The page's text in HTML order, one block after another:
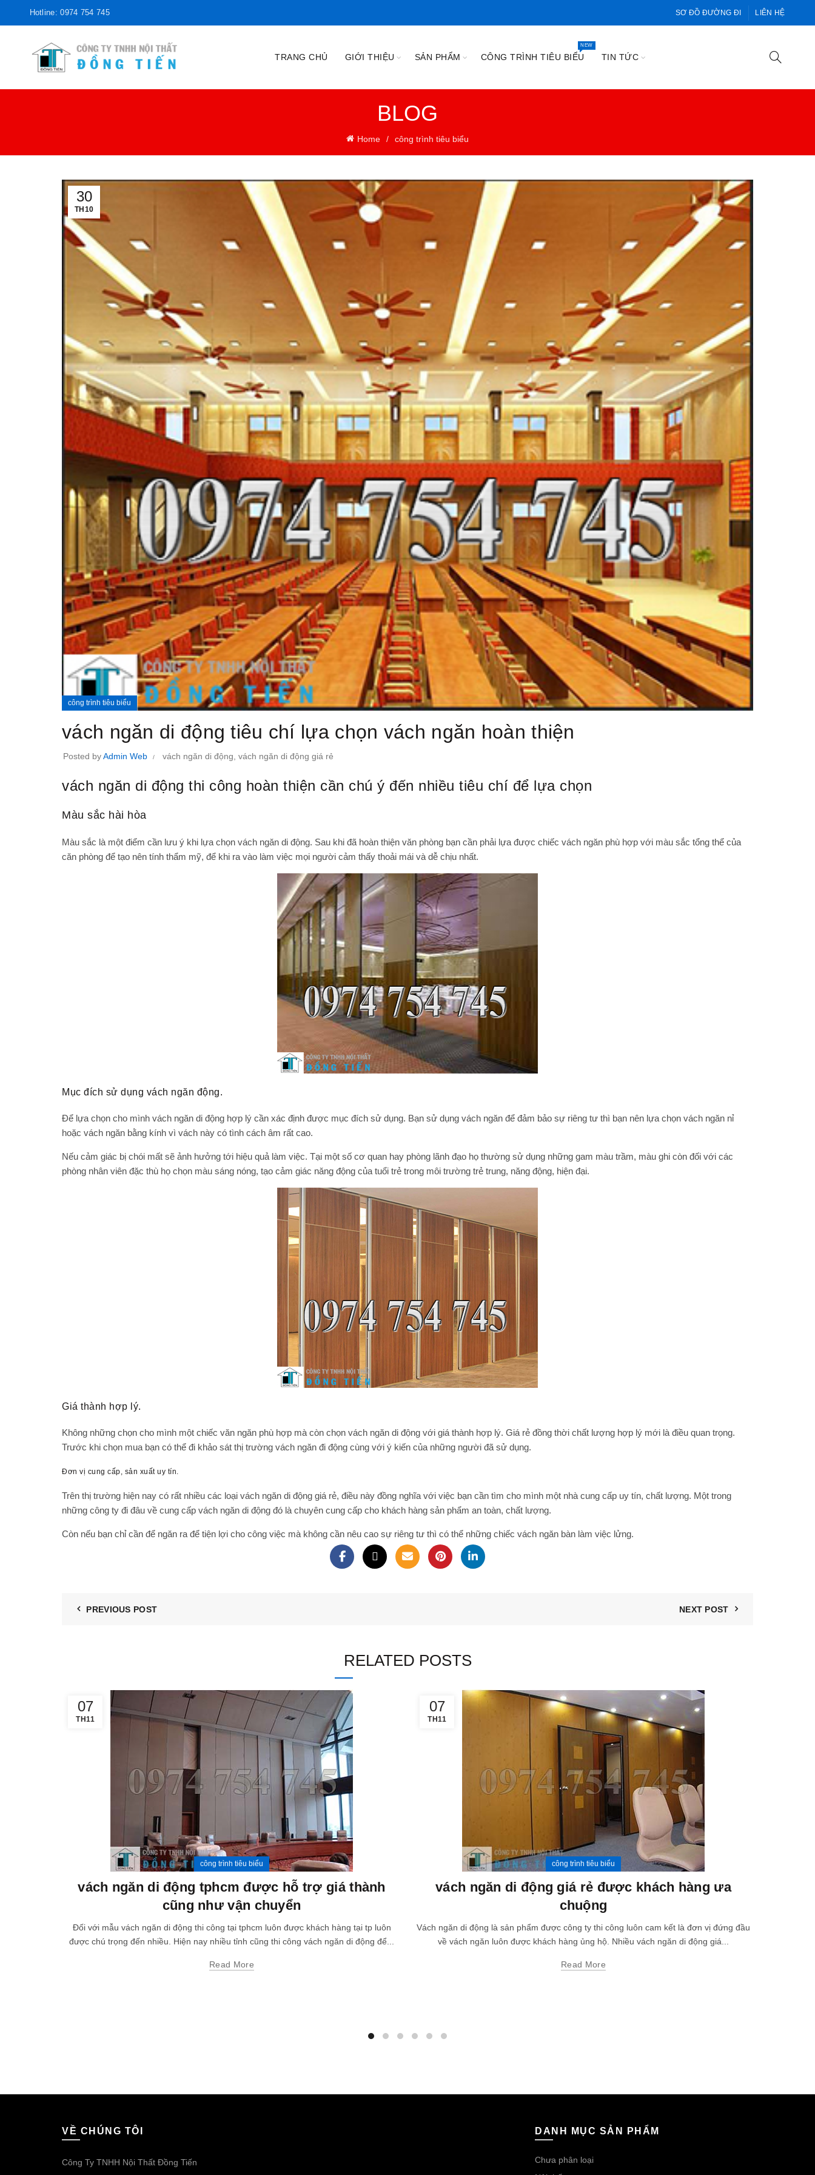
Hotline: 0974 754 745 SƠ ĐỒ ĐƯỜNG ĐI LIÊN HỆ
TRANG CHỦ GIỚI THIỆU SẢN PHẨM CÔNG TRÌNH TIÊU BIỂU
NEW
TIN TỨC
BLOG
Home công trình tiêu biểu
30
TH10
công trình tiêu biểu
vách ngăn di động tiêu chí lựa chọn vách ngăn hoàn thiện
Posted byAdmin Web vách ngăn di động vách ngăn di động giá rẻ
vách ngăn di động thi công hoàn thiện cần chú ý đến nhiều tiêu chí để lựa chọn
Màu sắc hài hòa
Màu sắc là một điểm cần lưu ý khi lựa chọn vách ngăn di động. Sau khi đã hoàn thiện văn phòng bạn cần phải lựa được chiếc vách ngăn phù hợp với màu sắc tổng thể của
căn phòng để tạo nên tính thẩm mỹ, để khi ra vào làm việc mọi người cảm thấy thoải mái và dễ chịu nhất.
Mục đích sử dụng vách ngăn động.
Để lựa chọn cho mình vách ngăn di động hợp lý cần xác định được mục đích sử dụng. Bạn sử dụng vách ngăn để đảm bảo sự riêng tư thì bạn nên lựa chọn vách ngăn nỉ
hoặc vách ngăn bằng kính vì vách này có tình cách âm rất cao.
Nếu cảm giác bị chói mất sẽ ảnh hưởng tới hiệu quả làm việc. Tại một số cơ quan hay phòng lãnh đạo họ thường sử dụng những gam màu trầm, màu ghi còn đối với các
phòng nhân viên đặc thù họ chọn màu sáng nóng, tạo cảm giác năng động của tuổi trẻ trong môi trường trẻ trung, năng động, hiện đại.
Giá thành hợp lý.
Không những chọn cho mình một chiếc văn ngăn phù hợp mà còn chọn vách ngăn di động với giá thành hợp lý. Giá rẻ đồng thời chất lượng hợp lý mới là điều quan trọng.
Trước khi chọn mua bạn có thể đi khảo sát thị trường vách ngăn đi động cùng với ý kiến của những người đã sử dụng.
Đơn vị cung cấp, sản xuất uy tín.
Trên thị trường hiện nay có rất nhiều các loại vách ngăn di động giá rẻ, điều này đồng nghĩa với việc bạn cần tìm cho mình một nhà cung cấp uy tín, chất lượng. Một trong
những công ty đi đâu về cung cấp vách ngăn di động đó là chuyên cung cấp cho khách hàng sản phẩm an toàn, chất lượng.
Còn nếu bạn chỉ cần để ngăn ra để tiện lợi cho công việc mà không cần nêu cao sự riêng tư thì có thể những chiếc vách ngăn bàn làm việc lửng.
PREVIOUS POST NEXT POST
RELATED POSTS
07
TH11
công trình tiêu biểu
vách ngăn di động tphcm được hỗ trợ giá thành
cũng như vận chuyển
Đối với mẫu vách ngăn di động thi công tại tphcm luôn được khách hàng tại tp luôn
được chú trọng đến nhiều. Hiện nay nhiều tỉnh cũng thi công vách ngăn di động để...
Read More
07
TH11
công trình tiêu biểu
vách ngăn di động giá rẻ được khách hàng ưa
chuộng
Vách ngăn di động là sản phẩm được công ty thi công luôn cam kết là đơn vị đứng đầu
về vách ngăn luôn được khách hàng ủng hộ. Nhiều vách ngăn di động giá...
Read More
VỀ CHÚNG TÔI
Công Ty TNHH Nội Thất Đồng Tiến
DANH MỤC SẢN PHẨM
Chưa phân loại